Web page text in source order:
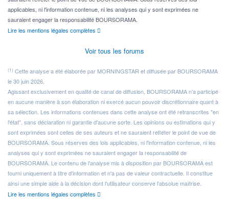
applicables, ni l'information contenue, ni les analyses qui y sont exprimées ne
sauraient engager la responsabilité BOURSORAMA.
Lire les mentions légales complètes
Voir tous les forums
(1) Cette analyse a été élaborée par MORNINGSTAR et diffusée par BOURSORAMA
le 30 juin 2026.
Agissant exclusivement en qualité de canal de diffusion, BOURSORAMA n'a participé
en aucune manière à son élaboration ni exercé aucun pouvoir discrétionnaire quant à
sa sélection. Les informations contenues dans cette analyse ont été retranscrites "en
l'état", sans déclaration ni garantie d'aucune sorte. Les opinions ou estimations qui y
sont exprimées sont celles de ses auteurs et ne sauraient refléter le point de vue de
BOURSORAMA. Sous réserves des lois applicables, ni l'information contenue, ni les
analyses qui y sont exprimées ne sauraient engager la responsabilité de
BOURSORAMA. Le contenu de l'analyse mis à disposition par BOURSORAMA est
fourni uniquement à titre d'information et n'a pas de valeur contractuelle. Il constitue
ainsi une simple aide à la décision dont l'utilisateur conserve l'absolue maîtrise.
Lire les mentions légales complètes